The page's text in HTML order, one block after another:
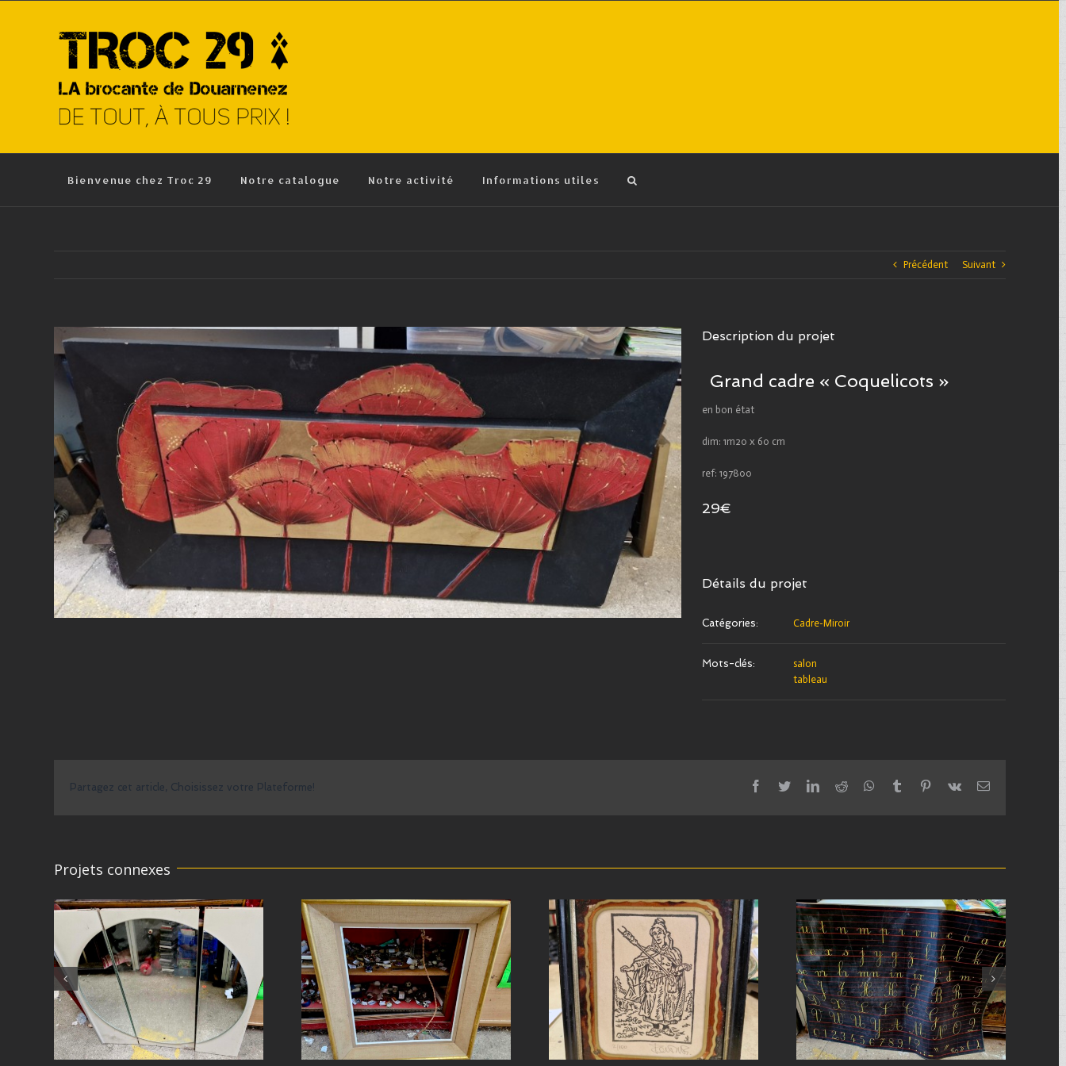
Bienvenue chez Troc 29 Notre catalogue Notre activité Informations utiles
Précédent Suivant
Description du projet
Grand cadre « Coquelicots »
en bon état
dim: 1m20 x 60 cm
ref: 197800
29€
Détails du projet
Catégories: Cadre-Miroir
Mots-clés:
salon
tableau
Partagez cet article, Choisissez votre Plateforme! facebook
twitterlinkedinredditwhatsapptumblrpinterest
vk Email
Projets connexes